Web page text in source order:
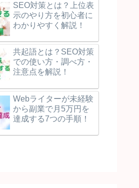
SEO対策とは？上位表
示のやり方を初心者に
わかりやすく解説！
共起語とは？SEO対策
での使い方・調べ方・
注意点を解説！
Webライターが未経験
から副業で月5万円を
達成する7つの手順！